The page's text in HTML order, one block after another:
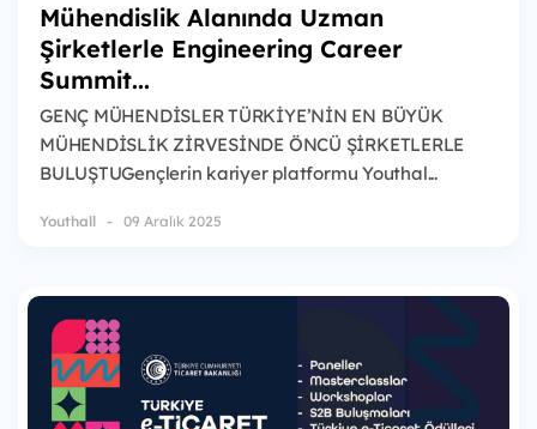
Mühendislik Alanında Uzman
Şirketlerle Engineering Career
Summit...
GENÇ MÜHENDİSLER TÜRKİYE’NİN EN BÜYÜK
MÜHENDİSLİK ZİRVESİNDE ÖNCÜ ŞİRKETLERLE
BULUŞTUGençlerin kariyer platformu Youthal...
Youthall 09 Aralık 2025